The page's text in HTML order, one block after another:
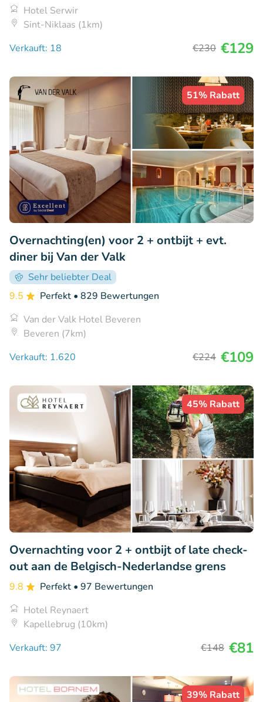
Hotel Serwir
Sint-Niklaas (1km)
Verkauft: 18
€230 €129
51% Rabatt
Overnachting(en) voor 2 + ontbijt + evt.
diner bij Van der Valk
Sehr beliebter Deal
9.5
Perfekt • 829 Bewertungen
Van der Valk Hotel Beveren
Beveren (7km)
Verkauft: 1.620
€224 €109
45% Rabatt
Overnachting voor 2 + ontbijt of late check-
out aan de Belgisch-Nederlandse grens
9.8 Perfekt • 97 Bewertungen
Hotel Reynaert
Kapellebrug (10km)
Verkauft: 97
€148 €81
39% Rabatt